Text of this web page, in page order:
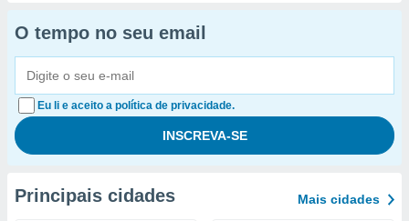
O tempo no seu email
Eu li e aceito a política de privacidade.
Principais cidades Mais cidades